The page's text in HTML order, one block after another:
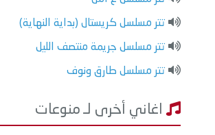
تتر مسلسل كريستال (بداية النهاية)
تتر مسلسل جريمة منتصف الليل
تتر مسلسل طارق ونوف
اغاني أخرى لـ منوعات